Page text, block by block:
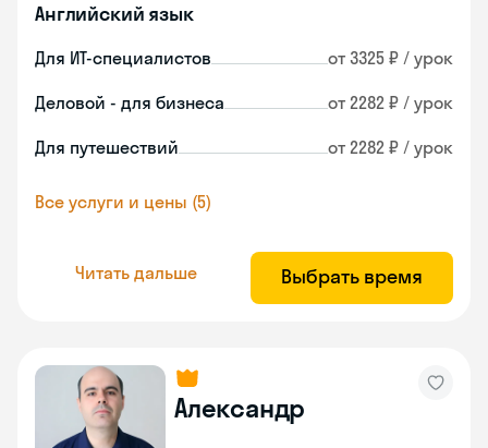
Английский язык
Для ИТ-специалистов от 3325 ₽ / урок
Деловой - для бизнеса от 2282 ₽ / урок
Для путешествий от 2282 ₽ / урок
Все услуги и цены (5)
Читать дальше Выбрать время
Александр